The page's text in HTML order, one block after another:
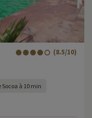
(8.5/10)
Socoa à 10 min